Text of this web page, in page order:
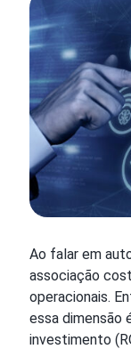
Ao falar em
associação
operacionais.
essa dimensão
investimento